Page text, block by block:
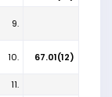
9.
10. 67.01(12)
11.